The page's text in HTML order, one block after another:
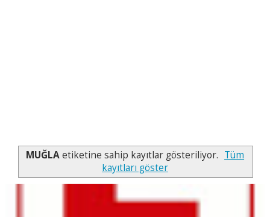
MUĞLAetiketine sahip kayıtlar gösteriliyor. Tüm
kayıtları göster